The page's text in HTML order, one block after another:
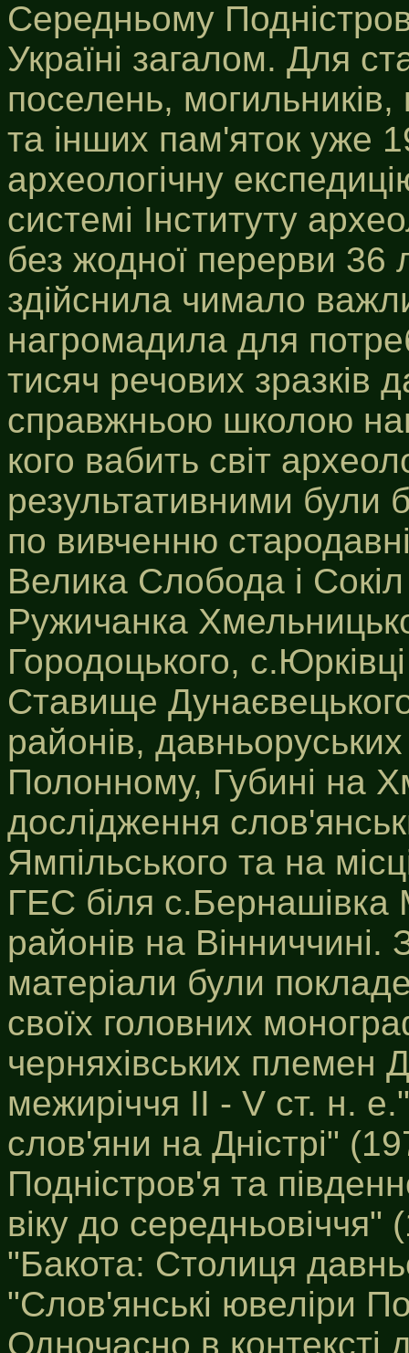
Середньому
Україні загалом. Для
поселень, могильників,
та інших пам'яток уже
археологічну
системі Інституту
без жодної перерви 36
здійснила чимало
нагромадила для
тисяч речових зразків
справжньою школою
кого вабить світ
результативними були
по вивченню
Велика Слобода і
Ружичанка
Городоцького,
Ставище
районів,
Полонному, Губині на
дослідження
Ямпільського та на
ГЕС біля с.Бернашівка
районів на Вінниччині.
матеріали були
своїх головних
черняхівських племен
межиріччя ІІ - V ст. н.
слов'яни на Дністрі"
Подністров'я та
віку до
"Бакота: Столиця
"Слов'янські ювеліри
Одночасно в контексті